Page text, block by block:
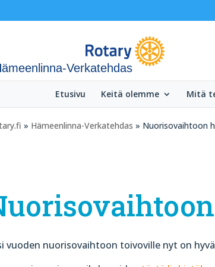
Verkatehdas
Etusivu Keitä olemme Mitä
» Hämeenlinna-Verkatehdas » Nuorisovaihtoon
vuoden nuorisovaihtoon toivoville nyt on